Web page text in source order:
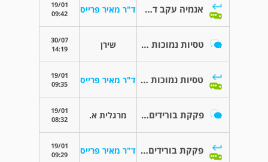
אנמיה עקב דלקת ד"ר מאיר פרייס
19/01
09:42
טסיות נמוכות לבעלי- שאלה שירן
30/07
14:19
טסיות נמוכות לבעלי- שאלה ד"ר מאיר פרייס
19/01
09:35
פקקת בורידים העמוקים ברגל מרגלית א.
19/01
08:32
פקקת בורידים העמוקים ברגל ד"ר מאיר פרייס
19/01
09:29